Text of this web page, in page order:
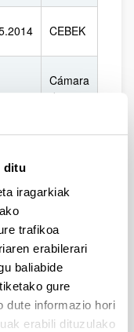
ditu
iragarkiak
trafikoa
erabilerari
baliabide
gure
dute informazio hori
erabili dituzulako
CEBEK
Cámara
de
CEBEK
de
Bilbao